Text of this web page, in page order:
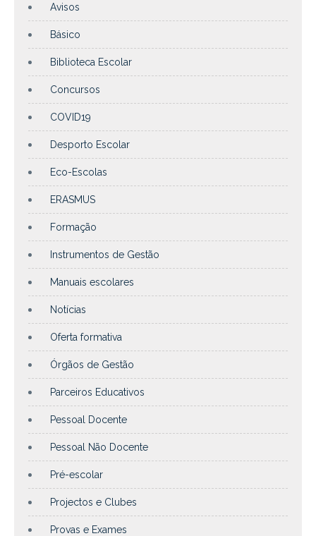
Avisos
Básico
Biblioteca Escolar
Concursos
COVID19
Desporto Escolar
Eco-Escolas
ERASMUS
Formação
Instrumentos de Gestão
Manuais escolares
Notícias
Oferta formativa
Órgãos de Gestão
Parceiros Educativos
Pessoal Docente
Pessoal Não Docente
Pré-escolar
Projectos e Clubes
Provas e Exames